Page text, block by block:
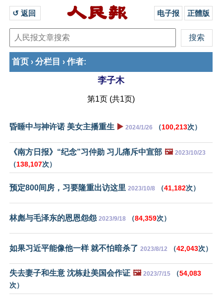
↺ 返回 电子报 正體版
首页 › 分栏目 › 作者:
李子木
第1页 (共1页)
昏睡中与神许诺 美女主播重生 ▶️ 2024/1/26 （100,213次）
《南方日报》“纪念”习仲勋 习儿痛斥中宣部 🖼️ 2023/10/23
（138,107次）
预定800间房，习要隆重出访这里 2023/10/8 （41,182次）
林彪与毛泽东的恩恩怨怨 2023/9/18 （84,359次）
如果习近平能像他一样 就不怕暗杀了 2023/8/12 （42,043次）
失去妻子和生意 沈栋赴美国会作证 🖼️ 2023/7/15 （54,083
次）